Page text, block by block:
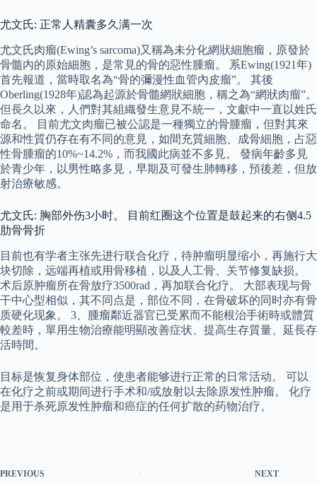
尤文氏: 正常人精囊多久满一次
尤文氏肉瘤(Ewing’s sarcoma)又稱為未分化網狀細胞瘤，原發於
骨髓內的原始細胞，是常見的骨的惡性腫瘤。 系Ewing(1921年)
首先報道，當時取名為“骨的彌漫性血管內皮瘤”。 其後
Oberling(1928年)認為起源於骨髓網狀細胞，稱之為“網狀肉瘤”。
但長久以來，人們對其組織發生意見不統一，文獻中一直以姓氏
命名。 目前尤文肉瘤已被公認是一種獨立的骨腫瘤，但對其來
源和性質仍存在有不同的意見，如間充質細胞、成骨細胞，占惡
性骨腫瘤的10%~14.2%，而我國此病並不多見。 發病年齡多見
於青少年，以男性略多見，早期及可發生肺轉移，預後差，但放
射治療敏感。
尤文氏: 胸部外伤3小时。 目前红圈这个位置是鼓起来的右侧4.5
肋骨骨折
目前也有学者主张先进行联合化疗，待肿瘤明显缩小，再施行大
块切除，远端再植或用骨移植，以及人工骨、关节修复缺损。
术后原肿瘤所在骨放疗3500rad，再加联合化疗。 大部表现与骨
干中心型相似，其不同点是，部位不同，在骨破坏的同时亦有骨
质硬化现象。 3、腫瘤鄰近器官已受累而不能根治手術時或體質
較差時，單用生物治療能明顯改善症状、提高生存質量、延長存
活時間。
目标是恢复身体部位，使患者能够进行正常的日常活动。 可以
在化疗之前或期间进行手术和/或放射以去除原发性肿瘤。 化疗
是用于杀死原发性肿瘤和癌症的任何扩散的药物治疗。
PREVIOUS NEXT